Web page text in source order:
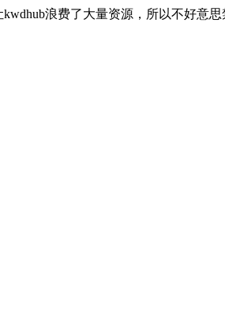
浪费了大量资源，所以不好意